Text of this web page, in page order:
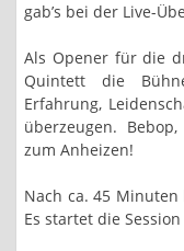
gab’s bei der Live-
Als Opener für die
Quintett die
Erfahrung,
überzeugen.
zum Anheizen!
Nach ca. 45
Es startet die